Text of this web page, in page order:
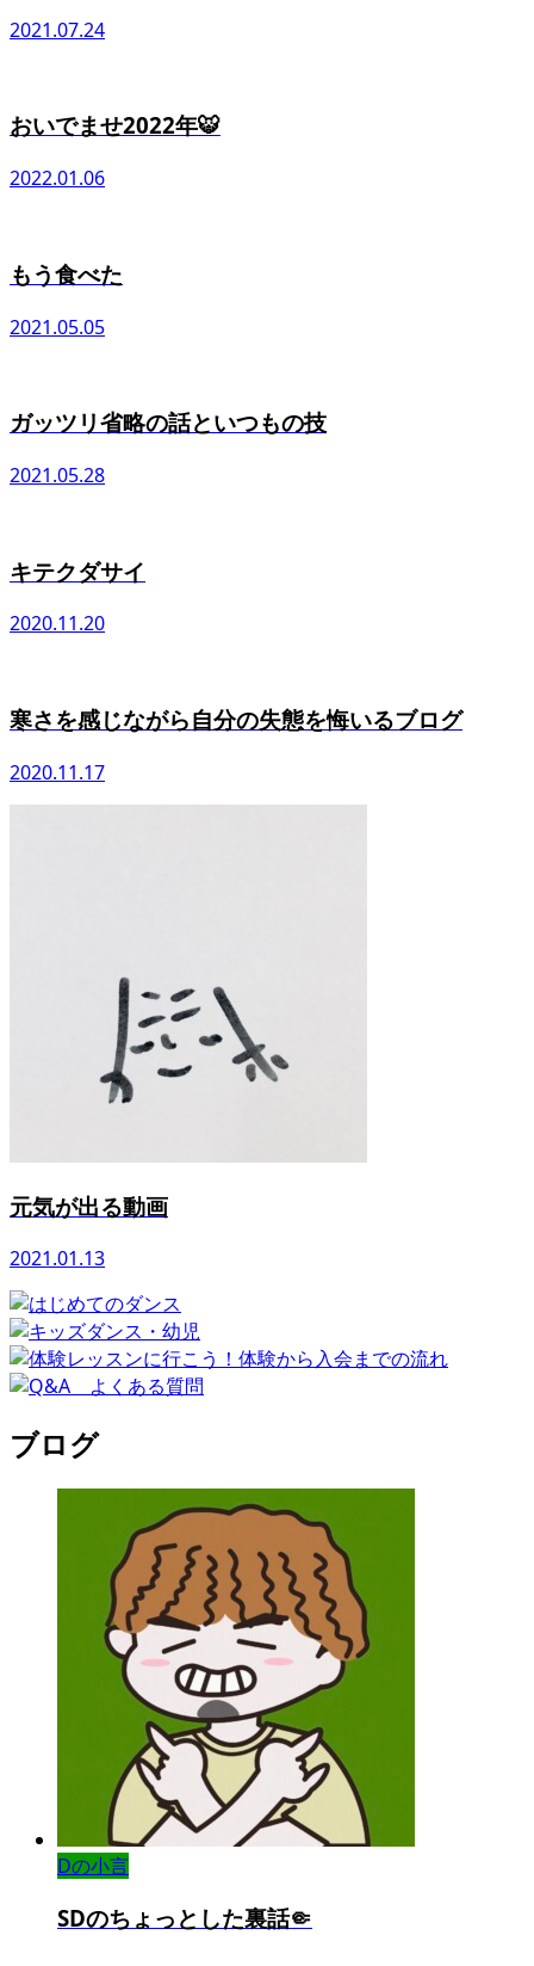
2021.07.24
おいでませ2022年🐯
2022.01.06
もう食べた
2021.05.05
ガッツリ省略の話といつもの技
2021.05.28
キテクダサイ
2020.11.20
寒さを感じながら自分の失態を悔いるブログ
2020.11.17
元気が出る動画
2021.01.13
ブログ
Dの小言
SDのちょっとした裏話🤏